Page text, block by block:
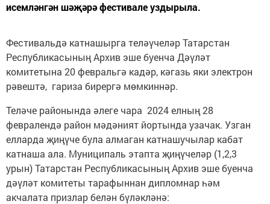
исемләнгән шәҗәрә фестивале уздырыла.
Фестивальдә катнашырга теләүчеләр Татарстан
Республикасының Архив эше буенча Дәүләт
комитетына 20 февральгә кадәр, кәгазь яки электрон
рәвештә, гариза бирергә мөмкиннәр.
Теләче районында әлеге чара 2024 елның 28
февралендә район мәдәният йортында узачак. Узган
елларда җиңүче була алмаган катнашучылар кабат
катнаша ала. Муниципаль этапта җиңүчеләр (1,2,3
урын) Татарстан Республикасының Архив эше буенча
дәүләт комитеты тарафыннан дипломнар һәм
акчалата призлар белән бүләкләнә: